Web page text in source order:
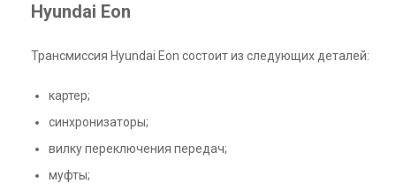
Hyundai Eon
Трансмиссия Hyundai Eon состоит из следующих деталей:
картер;
синхронизаторы;
вилку переключения передач;
муфты;